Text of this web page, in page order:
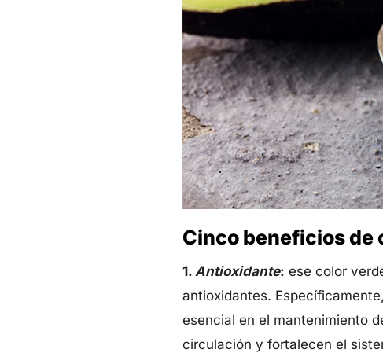
Cinco beneficios de
1. Antioxidante: ese color
antioxidantes.
esencial en el mantenimiento
circulación y fortalecen el